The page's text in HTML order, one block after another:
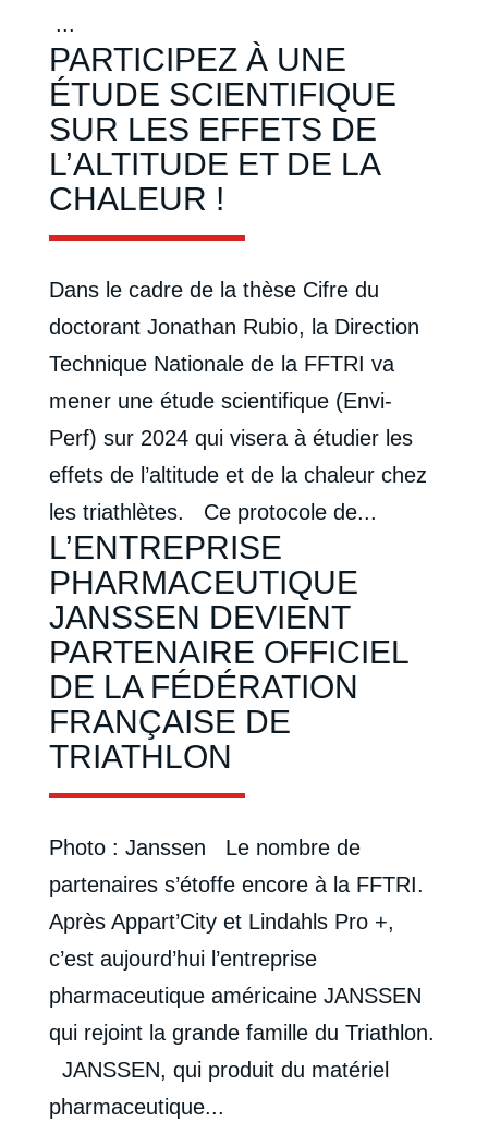
...
PARTICIPEZ À UNE
ÉTUDE SCIENTIFIQUE
SUR LES EFFETS DE
L’ALTITUDE ET DE LA
CHALEUR !
Dans le cadre de la thèse Cifre du
doctorant Jonathan Rubio, la Direction
Technique Nationale de la FFTRI va
mener une étude scientifique (Envi-
Perf) sur 2024 qui visera à étudier les
effets de l’altitude et de la chaleur chez
les triathlètes. Ce protocole de...
L’ENTREPRISE
PHARMACEUTIQUE
JANSSEN DEVIENT
PARTENAIRE OFFICIEL
DE LA FÉDÉRATION
FRANÇAISE DE
TRIATHLON
Photo : Janssen Le nombre de
partenaires s’étoffe encore à la FFTRI.
Après Appart’City et Lindahls Pro +,
c’est aujourd’hui l’entreprise
pharmaceutique américaine JANSSEN
qui rejoint la grande famille du Triathlon.
JANSSEN, qui produit du matériel
pharmaceutique...